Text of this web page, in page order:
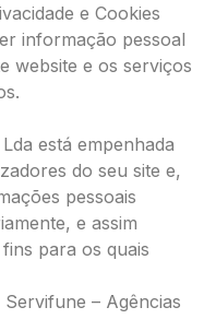
e Cookies
informação pessoal
website e os serviços
está empenhada
do seu site e,
pessoais
e assim
para os quais
– Agências